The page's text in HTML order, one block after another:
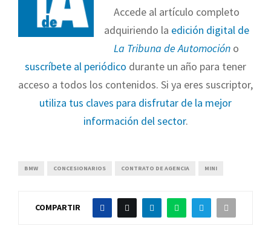
Accede al artículo completo
adquiriendo la edición digital de
La Tribuna de Automoción o
suscríbete al periódico durante un año para tener
acceso a todos los contenidos. Si ya eres suscriptor,
utiliza tus claves para disfrutar de la mejor
información del sector.
BMW CONCESIONARIOS CONTRATO DE AGENCIA MINI
COMPARTIR